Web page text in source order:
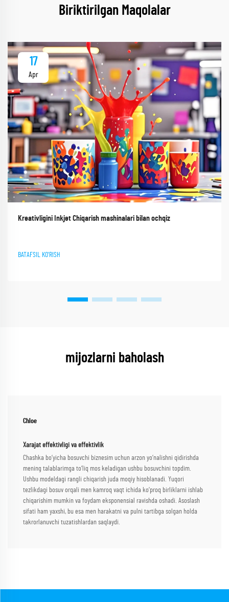
Biriktirilgan Maqolalar
17
Apr
Kreativligini Inkjet Chiqarish mashinalari bilan ochqiz
BATAFSIL KO'RISH
mijozlarni baholash
Chloe
Xarajat effektivligi va effektivlik
Chashka bo‘yicha bosuvchi biznesim uchun arzon yo‘nalishni qidirishda
mening talablarimga to‘liq mos keladigan ushbu bosuvchini topdim.
Ushbu modeldagi rangli chiqarish juda moqiy hisoblanadi. Yuqori
tezlikdagi bosuv orqali men kamroq vaqt ichida ko‘proq birliklarni ishlab
chiqarishim mumkin va foydam eksponensial ravishda oshadi. Asoslash
sifati ham yaxshi, bu esa men harakatni va pulni tartibga solgan holda
takrorlanuvchi tuzatishlardan saqlaydi.